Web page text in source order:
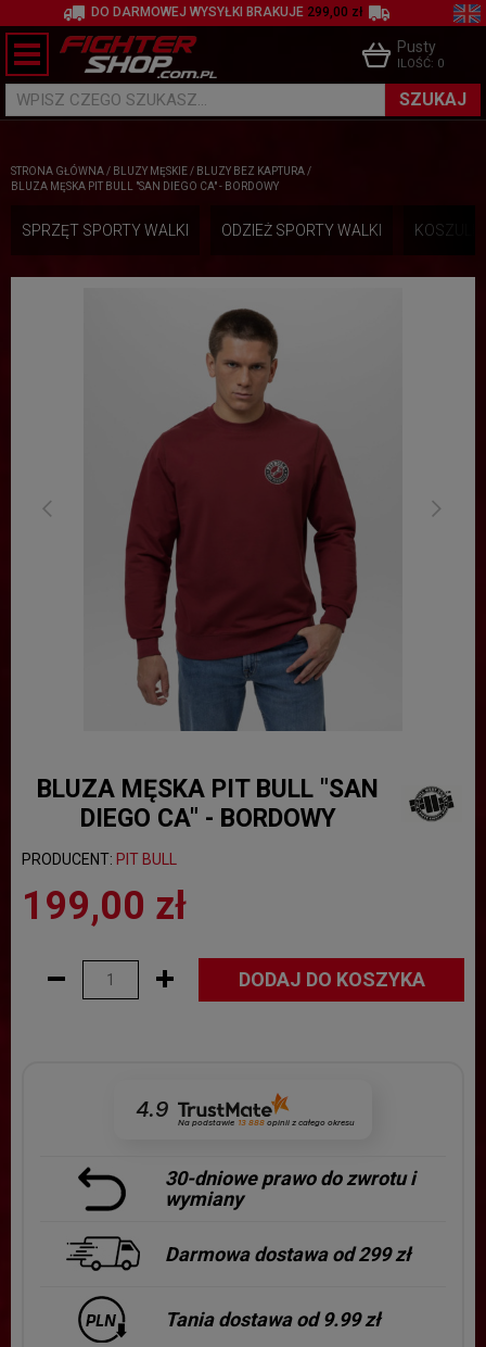
DO DARMOWEJ WYSYŁKI BRAKUJE 299,00 zł
WPISZ CZEGO SZUKASZ... SZUKAJ
Pusty
ILOŚĆ: 0
STRONA GŁÓWNA / BLUZY MĘSKIE / BLUZY BEZ KAPTURA /
BLUZA MĘSKA PIT BULL "SAN DIEGO CA" - BORDOWY
SPRZĘT SPORTY WALKI ODZIEŻ SPORTY WALKI
BLUZA MĘSKA PIT BULL "SAN
DIEGO CA" - BORDOWY
PRODUCENT: PIT BULL
199,00 zł
DODAJ DO KOSZYKA
4.9
Na podstawie 13 888 opiniiz całego okresu
30-dniowe prawo do zwrotu i
wymiany
Darmowa dostawa od 299 zł
Tania dostawa od 9.99 zł